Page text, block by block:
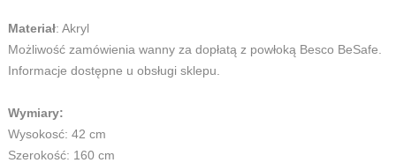
Materiał: Akryl
Możliwość zamówienia wanny za dopłatą z powłoką Besco BeSafe.
Informacje dostępne u obsługi sklepu.
Wymiary:
Wysokosć: 42 cm
Szerokość: 160 cm